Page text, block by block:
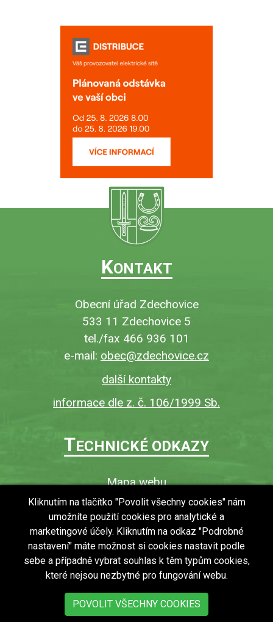
KONTAKT
Obecní úřad Zdechovice
533 11 Zdechovice 5
tel./fax 466 936 101
e-mail: obec@zdechovice.cz
další kontakty
informace dle z. č. 106/1999 Sb.
TECHNICKÉ ODKAZY
Mapa webu
O webu
Povinně zveřejňované informace
Ochrana osobních údajů (GDPR)
Vyhledávání
RSS
Bezbariérový přístup v obci
Kliknutím na tlačítko "Povolit všechny cookies" nám
umožníte použití cookies pro analytické a
marketingové účely. Kliknutím na odkaz "Podrobné
nastavení" máte možnost si cookies nastavit podle
sebe a případně vybrat souhlas k těm typům cookies,
které nejsou nezbytné pro fungování webu.
POVOLIT VŠECHNY COOKIES